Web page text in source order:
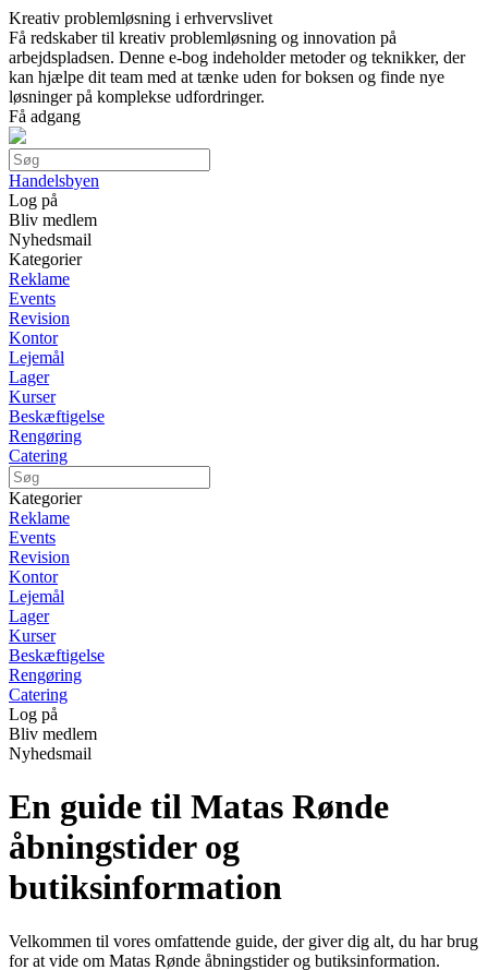
Kreativ problemløsning i erhvervslivet
Få redskaber til kreativ problemløsning og innovation på
arbejdspladsen. Denne e-bog indeholder metoder og teknikker, der
kan hjælpe dit team med at tænke uden for boksen og finde nye
løsninger på komplekse udfordringer.
Få adgang
Handelsbyen
Log på
Bliv medlem
Nyhedsmail
Kategorier
Reklame
Events
Revision
Kontor
Lejemål
Lager
Kurser
Beskæftigelse
Rengøring
Catering
Kategorier
Reklame
Events
Revision
Kontor
Lejemål
Lager
Kurser
Beskæftigelse
Rengøring
Catering
Log på
Bliv medlem
Nyhedsmail
En guide til Matas Rønde
åbningstider og
butiksinformation
Velkommen til vores omfattende guide, der giver dig alt, du har brug
for at vide om Matas Rønde åbningstider og butiksinformation.